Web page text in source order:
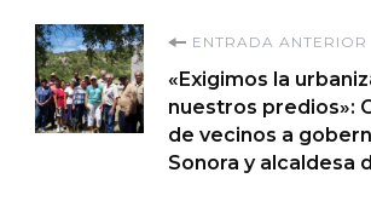
Navegación
de
entradas
ENTRADA ANTERIOR
«Exigimos la
nuestros predios»:
de vecinos a
Sonora y alcaldesa